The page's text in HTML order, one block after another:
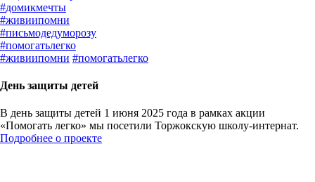
#домикмечты
#живиипомни
#письмодедуморозу
#помогатьлегко
#живиипомни #помогатьлегко
День защиты детей
В день защиты детей 1 июня 2025 года в рамках акции
«Помогать легко» мы посетили Торжокскую школу-интернат.
Подробнее о проекте